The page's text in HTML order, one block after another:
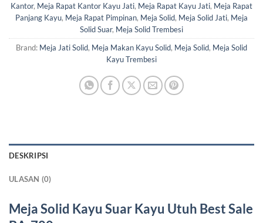
Kantor, Meja Rapat Kantor Kayu Jati, Meja Rapat Kayu Jati, Meja Rapat
Panjang Kayu, Meja Rapat Pimpinan, Meja Solid, Meja Solid Jati, Meja
Solid Suar, Meja Solid Trembesi
Brand: Meja Jati Solid, Meja Makan Kayu Solid, Meja Solid, Meja Solid
Kayu Trembesi
DESKRIPSI
ULASAN (0)
Meja Solid Kayu SuarKayu Utuh Best Sale